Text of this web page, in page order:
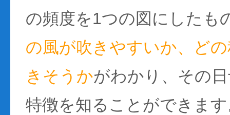
の頻度を1つの図にしたも
の風が吹きやすいか、ど
きそうかがわかり、その
特徴を知ることができま